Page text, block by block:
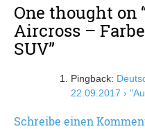
One thought on
Aircross –
SUV”
Pingback:
22.09.2017 ›
Schreibe einen